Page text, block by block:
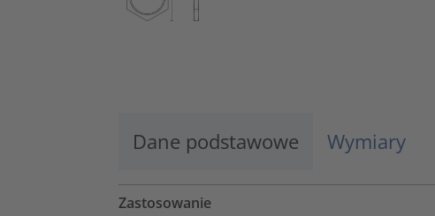
Dane podstawowe Wymiary
Zastosowanie